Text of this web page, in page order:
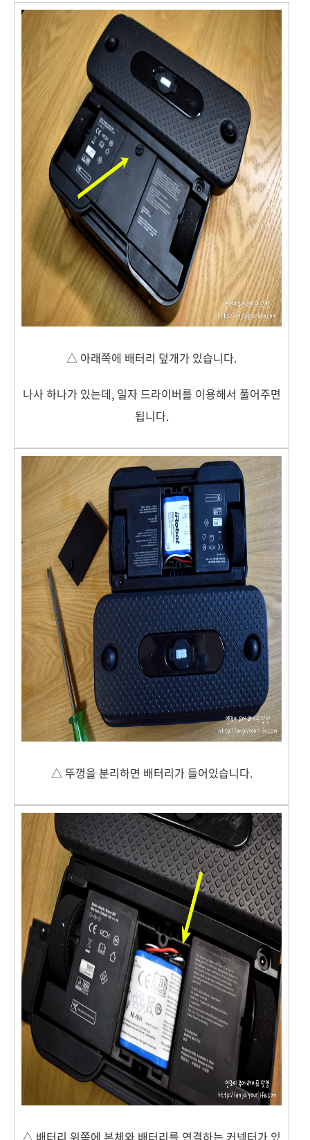
△ 아래쪽에 배터리 덮개가 있습니다.
나사 하나가 있는데, 일자 드라이버를 이용해서 풀어주면
됩니다.
△ 뚜껑을 분리하면 배터리가 들어있습니다.
△ 배터리 위쪽에 본체와 배터리를 연결하는 커넥터가 있